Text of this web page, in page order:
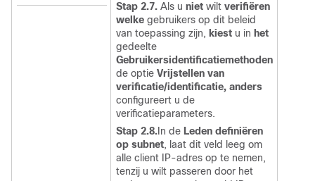
Stap 2.7. Als u niet wilt verifiëren
welke gebruikers op dit beleid
van toepassing zijn, kiest u in het
gedeelte
Gebruikersidentificatiemethoden
de optie Vrijstellen van
verificatie/identificatie, anders
configureert u de
verificatieparameters.
Stap 2.8. In de Leden definiëren
op subnet, laat dit veld leeg om
alle client IP-adres op te nemen,
tenzij u wilt passeren door het